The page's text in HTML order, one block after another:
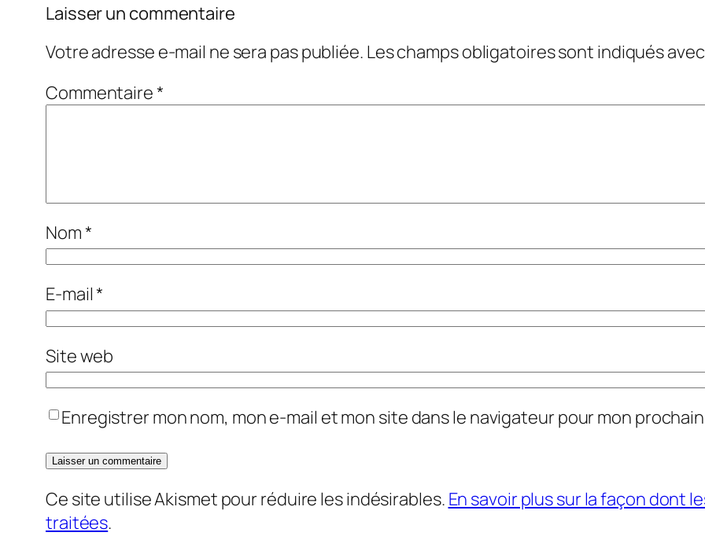
Laisser un commentaire
Votre adresse e-mail ne sera pas publiée. Les champs obligatoires sont indiqués
Commentaire*
Nom*
E-mail*
Site web
Enregistrer mon nom, mon e-mail et mon site dans le navigateur pour mon
Ce site utilise Akismet pour réduire les indésirables. En savoir plus sur la façon dont
traitées.